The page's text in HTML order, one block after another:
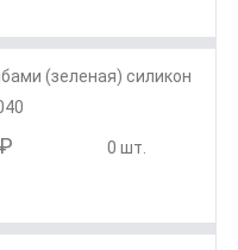
(зеленая) силикон
0 шт.